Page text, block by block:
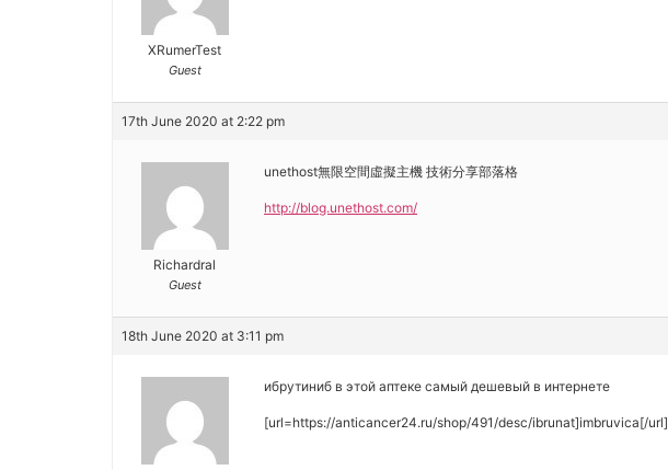
XRumerTest
Guest
17th June 2020 at 2:22 pm
Richardral
Guest
unethost無限空間虛擬主機 技術分享部落格
http://blog.unethost.com/
18th June 2020 at 3:11 pm
ибрутиниб в этой аптеке самый дешевый в интернете
[url=https://anticancer24.ru/shop/491/desc/ibrunat]imbruvica[/url]